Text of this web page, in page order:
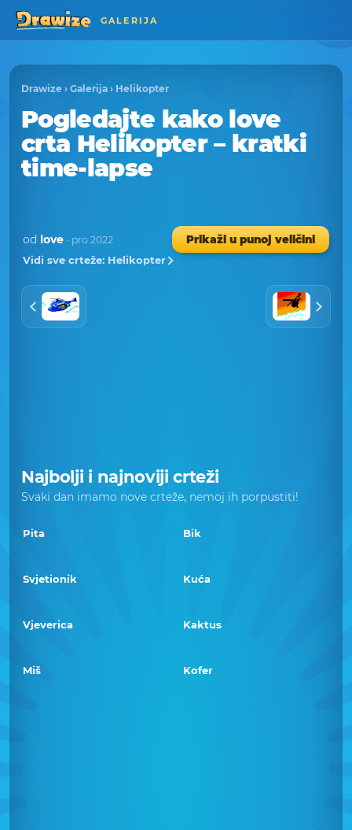
GALERIJA
Drawize › Galerija › Helikopter
Pogledajte kako love
crta Helikopter – kratki
time-lapse
od love · pro 2022
Prikaži u punoj veličini
Vidi sve crteže: Helikopter
Najbolji i najnoviji crteži
Svaki dan imamo nove crteže, nemoj ih porpustiti!
Pita Bik
Svjetionik Kuća
Vjeverica Kaktus
Miš Kofer